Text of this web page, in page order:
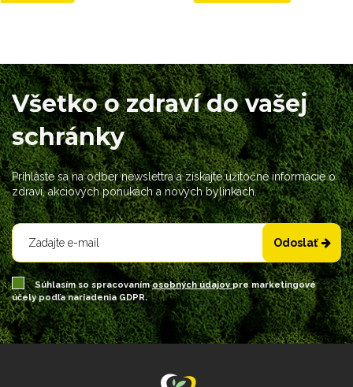
Všetko o zdraví do vašej
schránky
Prihláste sa na odber newslettra a získajte užitočné informácie o
zdraví, akciových ponukách a nových bylinkách.
Odoslať
Súhlasím so spracovanímosobných údajovpre marketingové
účely podľa nariadenia GDPR.